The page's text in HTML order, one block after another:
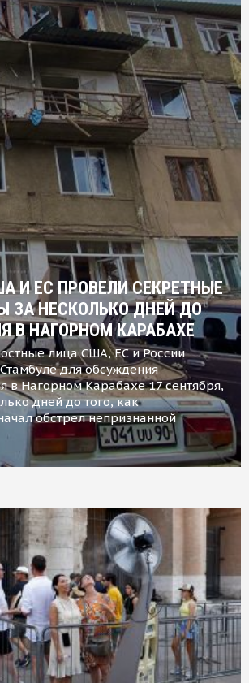
И ЕС ПРОВЕЛИ СЕКРЕТНЫЕ
ЗА НЕСКОЛЬКО ДНЕЙ ДО
В НАГОРНОМ КАРАБАХЕ
лица США, ЕС и России
для обсуждения
в Нагорном Карабахе 17 сентября,
дней до того, как
обстрел непризнанной